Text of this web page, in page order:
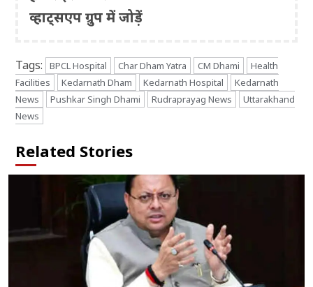
व्हाट्सएप ग्रुप में जोड़ें
Tags: BPCL Hospital Char Dham Yatra CM Dhami
Health
Facilities
Kedarnath Dham Kedarnath Hospital
Kedarnath
News
Pushkar Singh Dhami Rudraprayag News
Uttarakhand
News
Related Stories